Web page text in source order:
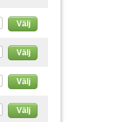
Välj
Välj
Välj
Välj